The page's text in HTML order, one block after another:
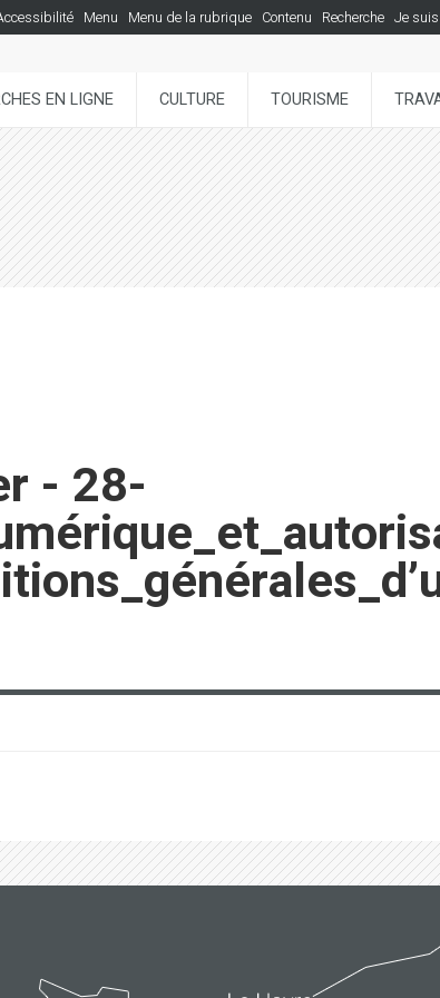
Menu Menu de la rubrique Contenu Recherche Je suis
EN LIGNE CULTURE TOURISME
- 28-